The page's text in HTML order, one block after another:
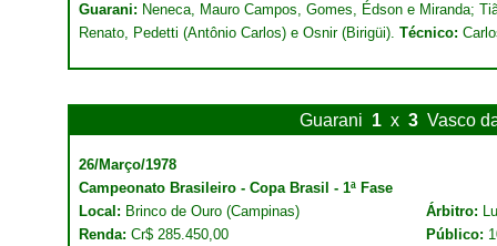
Guarani: Neneca, Mauro Campos, Gomes, Édson e Miranda;
Renato, Pedetti (Antônio Carlos) e Osnir (Birigüi). Técnico:
Guarani 1 x 3 Vasco
26/Março/1978
Campeonato Brasileiro - Copa Brasil - 1ª Fase
Local: Brinco de Ouro (Campinas) Árbitro:
Renda: Cr$ 285.450,00 Público: